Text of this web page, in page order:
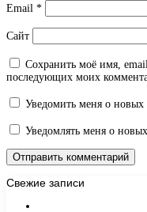
Email *
Сайт
Сохранить моё имя,
последующих моих
Уведомить меня о
Уведомлять меня о
Свежие записи